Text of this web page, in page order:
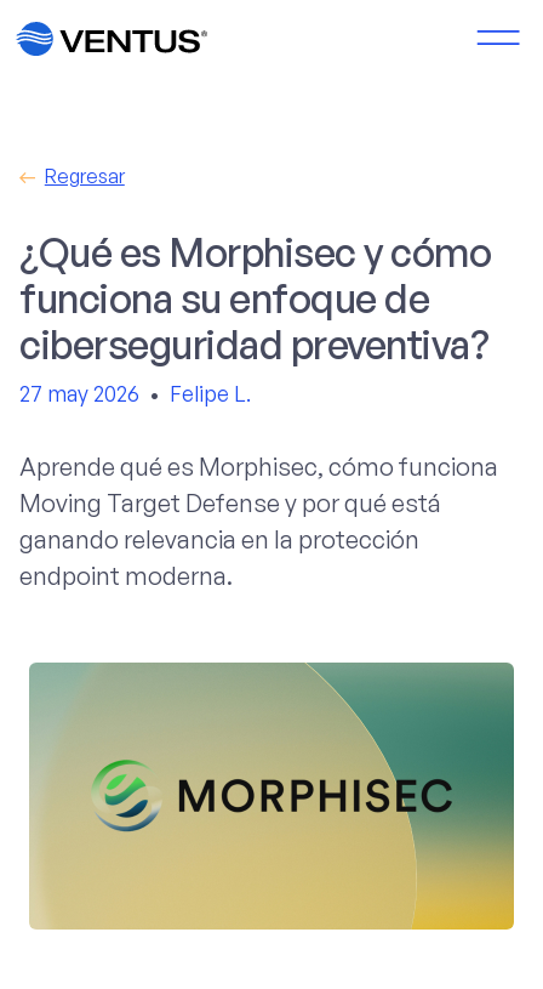
Regresar
¿Qué es Morphisec y cómo
funciona su enfoque de
ciberseguridad preventiva?
27 may 2026 • Felipe L.
Aprende qué es Morphisec, cómo funciona
Moving Target Defense y por qué está
ganando relevancia en la protección
endpoint moderna.